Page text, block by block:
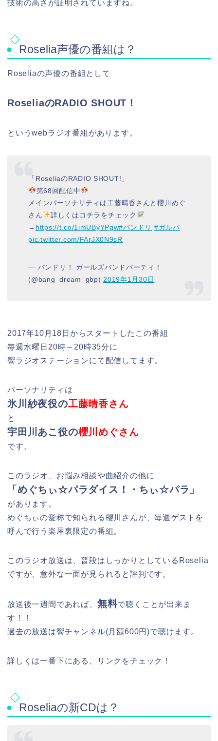
技術の高さが証明されていますね。
Roselia声優の番組は？
Roseliaの声優の番組として
RoseliaのRADIO SHOUT！
というwebラジオ番組があります。
「RoseliaのRADIO SHOUT!」
第68回配信中
メインパーソナリティは工藤晴香さんと櫻川めぐ
さん
詳しくはコチラをチェック
→ https://t.co/1imUByYPgw#バンドリ #ガルパ
pic.twitter.com/FArJX0N9sR
— バンドリ！ ガールズバンドパーティ！
(@bang_dream_gbp) 2019年1月30日
2017年10月18日からスタートしたこの番組
毎週水曜日20時～20時35分に
響ラジオステーションにて配信してます。
パーソナリティは
氷川紗夜役の工藤晴香さん
と
宇田川あこ役の櫻川めぐさん
です。
このラジオ、お悩み相談や曲紹介の他に
「めぐちぃ☆パラダイス！・ちぃ☆パラ」
があります。
めぐちぃの愛称で知られる櫻川さんが、毎週ゲストを
呼んで行う楽屋裏限定の番組。
このラジオ放送は、普段はしっかりとしているRoselia
ですが、意外な一面が見られると評判です。
放送後一週間であれば、 無料で聴くことが出来ま
す！！
過去の放送は響チャンネル(月額600円)で聴けます。
詳しくは一番下にある、リンクをチェック！
Roseliaの新CDは？